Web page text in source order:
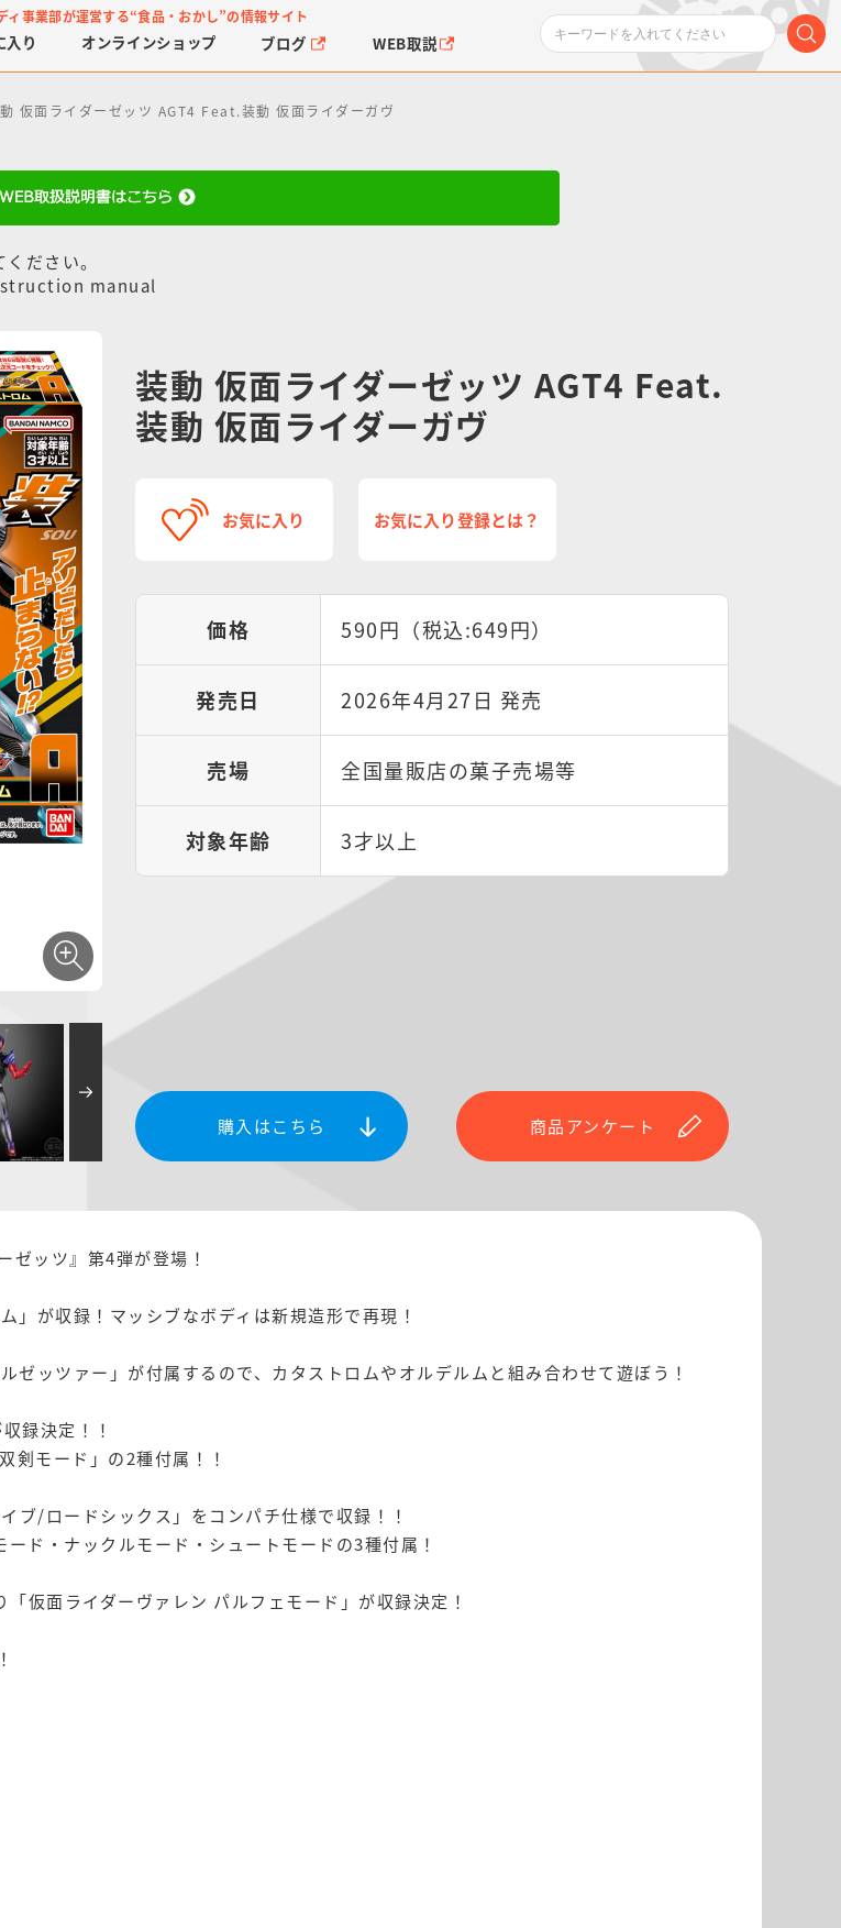
ィ事業部が運営する“食品・おかし”の情報サイト
入り オンラインショップ ブログ WEB取説
仮面ライダーゼッツ AGT4 Feat.装動 仮面ライダーガヴ
ださい。
manual
装動 仮面ライダーゼッツ AGT4 Feat.
装動 仮面ライダーガヴ
お気に入り お気に入り登録とは？
価格 590円（税込:649円）
発売日 2026年4月27日 発売
売場 全国量販店の菓子売場等
対象年齢 3才以上
購入はこちら 商品アンケート
ゼッツ』第4弾が登場！
」が収録！マッシブなボディは新規造形で再現！
ッツァー」が付属するので、カタストロムやオルデルムと組み合わせて遊ぼう！
録決定！！
剣モード」の2種付属！！
ブ/ロードシックス」をコンパチ仕様で収録！！
ド・ナックルモード・シュートモードの3種付属！
仮面ライダーヴァレン パルフェモード」が収録決定！